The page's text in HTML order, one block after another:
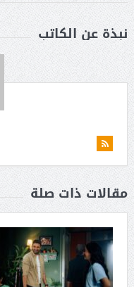
نبذة عن الكاتب
مقالات ذات صلة